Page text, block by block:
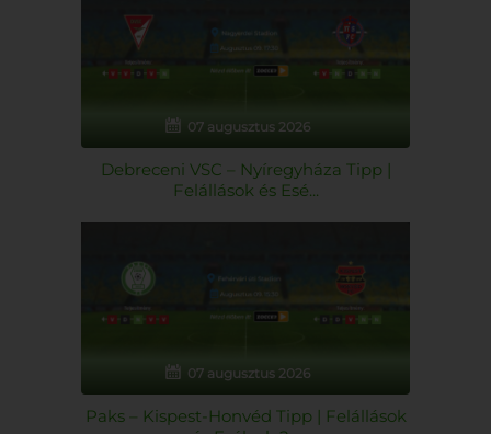
07 augusztus 2026
Debreceni VSC – Nyíregyháza Tipp |
Felállások és Esé...
07 augusztus 2026
Paks – Kispest-Honvéd Tipp | Felállások